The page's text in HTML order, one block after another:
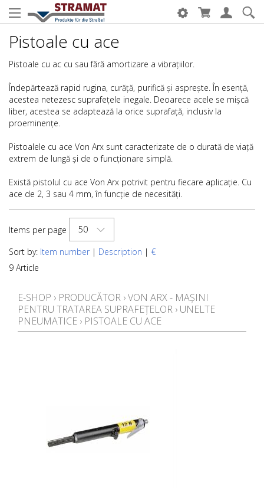
Pistoale cu ace
Pistoale cu ac cu sau fără amortizare a vibrațiilor.
Îndepărtează rapid rugina, curăță, purifică și asprește. În esență,
acestea netezesc suprafețele inegale. Deoarece acele se mișcă
liber, acestea se adaptează la orice suprafață, inclusiv la
proeminențe.
Pistoalele cu ace Von Arx sunt caracterizate de o durată de viață
extrem de lungă și de o funcționare simplă.
Există pistolul cu ace Von Arx potrivit pentru fiecare aplicație. Cu
ace de 2, 3 sau 4 mm, în funcție de necesități.
Items per page
50
Sort by: Item number | Description | €
9 Article
E-SHOP › PRODUCĂTOR ›VON ARX - MAȘINI
PENTRU TRATAREA SUPRAFEȚELOR › UNELTE
PNEUMATICE › PISTOALE CU ACE